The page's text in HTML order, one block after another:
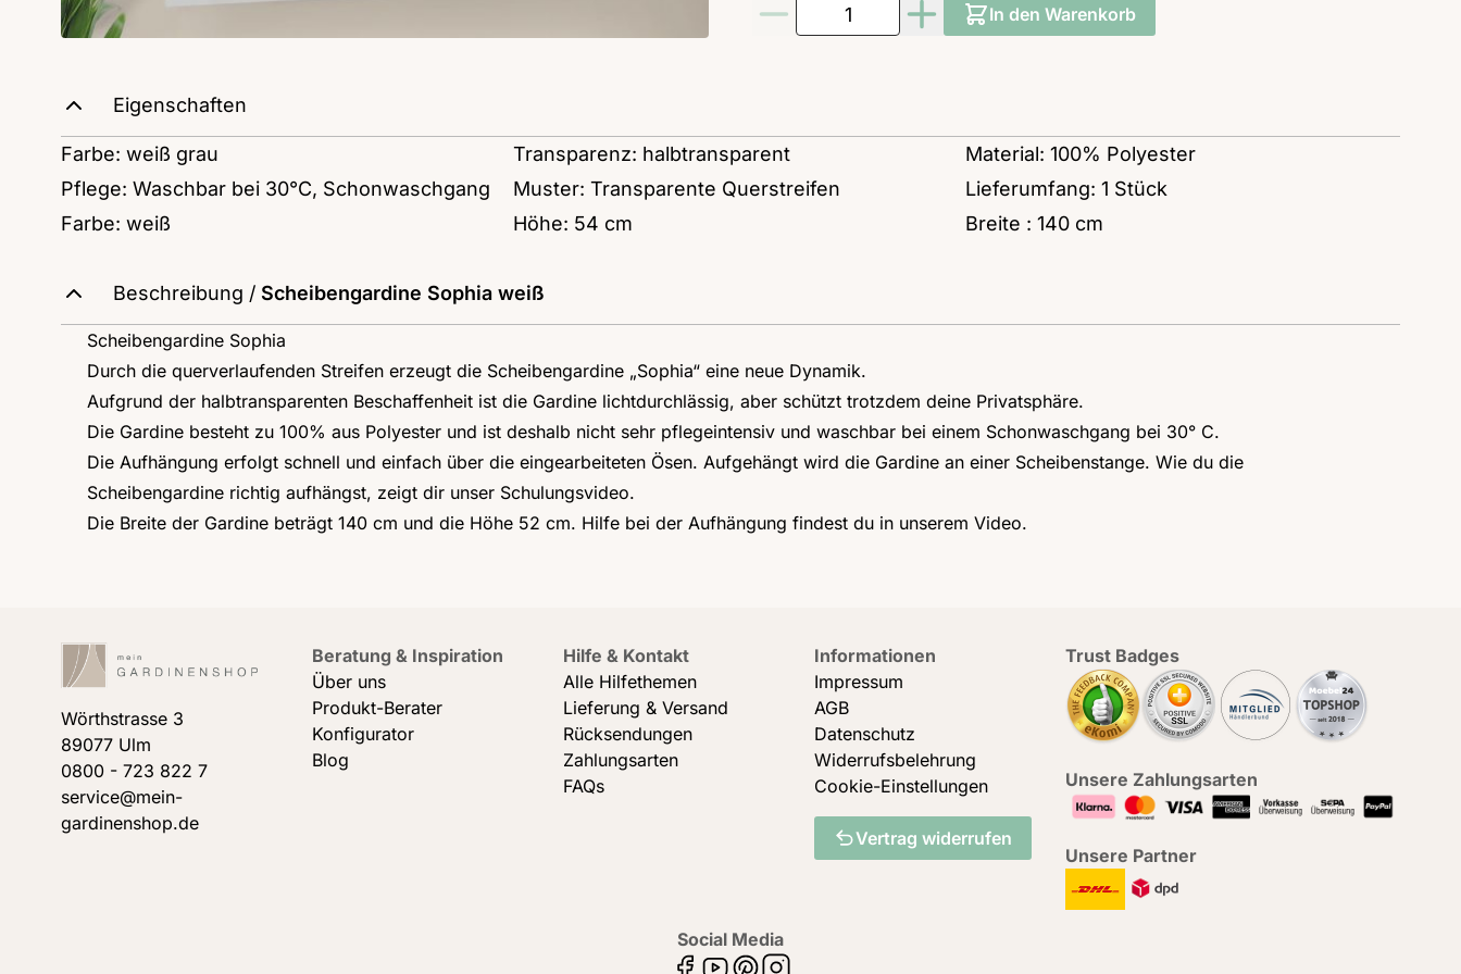
Menge
In den Warenkorb
Eigenschaften
Farbe: weiß grau Transparenz: halbtransparent
Material: 100% Polyester
Pflege: Waschbar bei 30°C, Schonwaschgang
Muster: Transparente Querstreifen
Lieferumfang: 1 Stück
Farbe: weiß
Höhe: 54 cm Breite : 140 cm
Beschreibung / Scheibengardine Sophia weiß
Scheibengardine Sophia
Durch die querverlaufenden Streifen erzeugt die Scheibengardine „Sophia“ eine neue Dynamik.
Aufgrund der halbtransparenten Beschaffenheit ist die Gardine lichtdurchlässig, aber schützt trotzdem deine Privatsphäre.
Die Gardine besteht zu 100% aus Polyester und ist deshalb nicht sehr pflegeintensiv und waschbar bei einem Schonwaschgang bei 30° C.
Die Aufhängung erfolgt schnell und einfach über die eingearbeiteten Ösen. Aufgehängt wird die Gardine an einer Scheibenstange. Wie du die
Scheibengardine richtig aufhängst, zeigt dir unser Schulungsvideo.
Die Breite der Gardine beträgt 140 cm und die Höhe 52 cm. Hilfe bei der Aufhängung findest du in unserem Video.
Wörthstrasse 3
89077 Ulm
0800 - 723 822 7
service@mein-
gardinenshop.de
Beratung & Inspiration
Über uns
Produkt-Berater
Konfigurator
Blog
Hilfe & Kontakt
Alle Hilfethemen
Lieferung & Versand
Rücksendungen
Zahlungsarten
FAQs
Informationen
Impressum
AGB
Datenschutz
Widerrufsbelehrung
Cookie-Einstellungen
Vertrag widerrufen
Trust Badges
Unsere Zahlungsarten
Unsere Partner
Social Media